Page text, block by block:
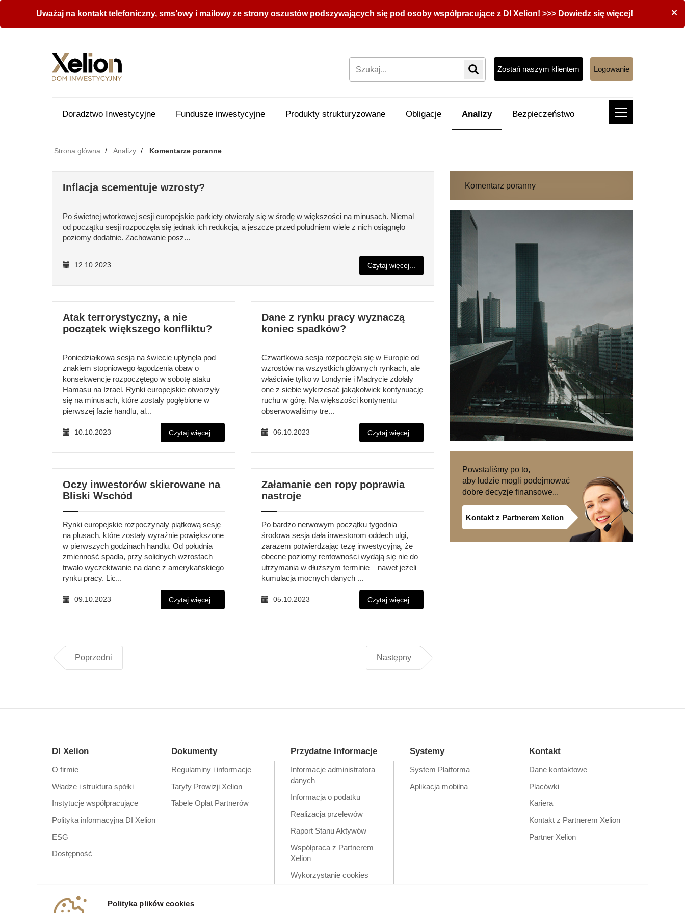
Polityka plików cookies
×
Uważaj na kontakt telefoniczny, sms’owy i mailowy ze strony oszustów podszywających się pod osoby współpracujące z DI Xelion! >>> Dowiedz się więcej!
Zostań naszym klientem Logowanie
Doradztwo Inwestycyjne Fundusze inwestycyjne Produkty strukturyzowane Obligacje Analizy Bezpieczeństwo
Strona główna Analizy Komentarze poranne
Inflacja scementuje wzrosty?
Po świetnej wtorkowej sesji europejskie parkiety otwierały się w środę w większości na minusach. Niemal
od początku sesji rozpoczęła się jednak ich redukcja, a jeszcze przed południem wiele z nich osiągnęło
poziomy dodatnie. Zachowanie posz...
12.10.2023 Czytaj więcej...
Atak terrorystyczny, a nie
początek większego konfliktu?
Poniedziałkowa sesja na świecie upłynęła pod
znakiem stopniowego łagodzenia obaw o
konsekwencje rozpoczętego w sobotę ataku
Hamasu na Izrael. Rynki europejskie otworzyły
się na minusach, które zostały pogłębione w
pierwszej fazie handlu, al...
10.10.2023 Czytaj więcej...
Dane z rynku pracy wyznaczą
koniec spadków?
Czwartkowa sesja rozpoczęła się w Europie od
wzrostów na wszystkich głównych rynkach, ale
właściwie tylko w Londynie i Madrycie zdołały
one z siebie wykrzesać jakąkolwiek kontynuację
ruchu w górę. Na większości kontynentu
obserwowaliśmy tre...
06.10.2023 Czytaj więcej...
Oczy inwestorów skierowane na
Bliski Wschód
Rynki europejskie rozpoczynały piątkową sesję
na plusach, które zostały wyraźnie powiększone
w pierwszych godzinach handlu. Od południa
zmienność spadła, przy solidnych wzrostach
trwało wyczekiwanie na dane z amerykańskiego
rynku pracy. Lic...
09.10.2023 Czytaj więcej...
Załamanie cen ropy poprawia
nastroje
Po bardzo nerwowym początku tygodnia
środowa sesja dała inwestorom oddech ulgi,
zarazem potwierdzając tezę inwestycyjną, że
obecne poziomy rentowności wydają się nie do
utrzymania w dłuższym terminie – nawet jeżeli
kumulacja mocnych danych ...
05.10.2023 Czytaj więcej...
Poprzedni Następny
Komentarz poranny
Powstaliśmy po to,
aby ludzie mogli podejmować
dobre decyzje finansowe...
Kontakt z Partnerem Xelion
DI Xelion
O firmie
Władze i struktura spółki
Instytucje współpracujące
Polityka informacyjna DI Xelion
ESG
Dostępność
Dokumenty
Regulaminy i informacje
Taryfy Prowizji Xelion
Tabele Opłat Partnerów
Przydatne Informacje
Informacje administratora
danych
Informacja o podatku
Realizacja przelewów
Raport Stanu Aktywów
Współpraca z Partnerem
Xelion
Wykorzystanie cookies
Systemy
System Platforma
Aplikacja mobilna
Kontakt
Dane kontaktowe
Placówki
Kariera
Kontakt z Partnerem Xelion
Partner Xelion